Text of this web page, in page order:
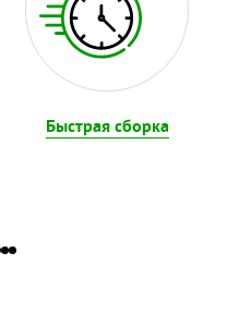
Быстрая сборка